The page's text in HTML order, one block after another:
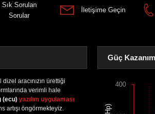
Sık Sorulan
Sorular
İletişime Geçin
dizel aracınızın ürettiği
verimli hale
(ecu) yazılım uygulaması
artışı öngörmekteyiz.
Güç
400